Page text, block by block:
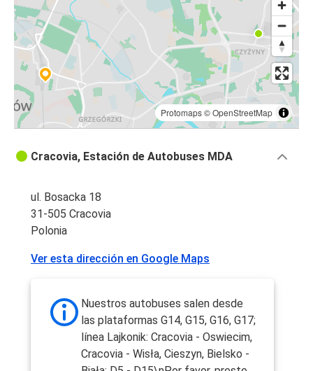
Protomaps©OpenStreetMap
Cracovia, Estación de Autobuses MDA
ul. Bosacka 18
31-505 Cracovia
Polonia
Ver esta dirección en Google Maps
Nuestros autobuses salen desde
las plataformas G14, G15, G16, G17;
línea Lajkonik: Cracovia - Oswiecim,
Cracovia - Wisła, Cieszyn, Bielsko -